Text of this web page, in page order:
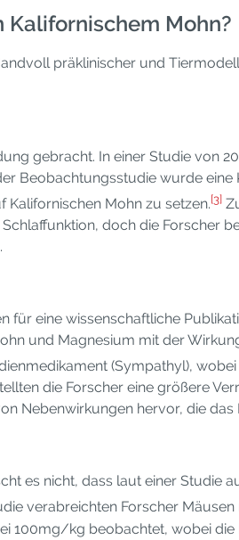
Mohn?
präklinischer und
gebracht. In einer Studie von
Beobachtungsstudie wurde
Mohn zu setzen.[3]
doch die Forscher
für eine wissenschaftliche
und Magnesium mit der
(Sympathyl),
die Forscher eine größere
Nebenwirkungen hervor, die das
es nicht, dass laut einer Studie
verabreichten Forscher
100mg/kg beobachtet, wobei